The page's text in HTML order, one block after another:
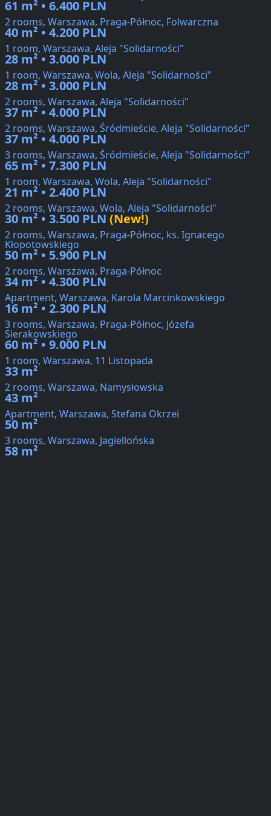
61 m² • 6.400 PLN
2 rooms, Warszawa, Praga-Północ, Folwarczna
40 m² • 4.200 PLN
1 room, Warszawa, Aleja "Solidarności"
28 m² • 3.000 PLN
1 room, Warszawa, Wola, Aleja "Solidarności"
28 m² • 3.000 PLN
2 rooms, Warszawa, Aleja "Solidarności"
37 m² • 4.000 PLN
2 rooms, Warszawa, Śródmieście, Aleja "Solidarności"
37 m² • 4.000 PLN
3 rooms, Warszawa, Śródmieście, Aleja "Solidarności"
65 m² • 7.300 PLN
1 room, Warszawa, Wola, Aleja "Solidarności"
21 m² • 2.400 PLN
2 rooms, Warszawa, Wola, Aleja "Solidarności"
30 m² • 3.500 PLN (New!)
2 rooms, Warszawa, Praga-Północ, ks. Ignacego
Kłopotowskiego
50 m² • 5.900 PLN
2 rooms, Warszawa, Praga-Północ
34 m² • 4.300 PLN
Apartment, Warszawa, Karola Marcinkowskiego
16 m² • 2.300 PLN
3 rooms, Warszawa, Praga-Północ, Józefa
Sierakowskiego
60 m² • 9.000 PLN
1 room, Warszawa, 11 Listopada
33 m²
2 rooms, Warszawa, Namysłowska
43 m²
Apartment, Warszawa, Stefana Okrzei
50 m²
3 rooms, Warszawa, Jagiellońska
58 m²